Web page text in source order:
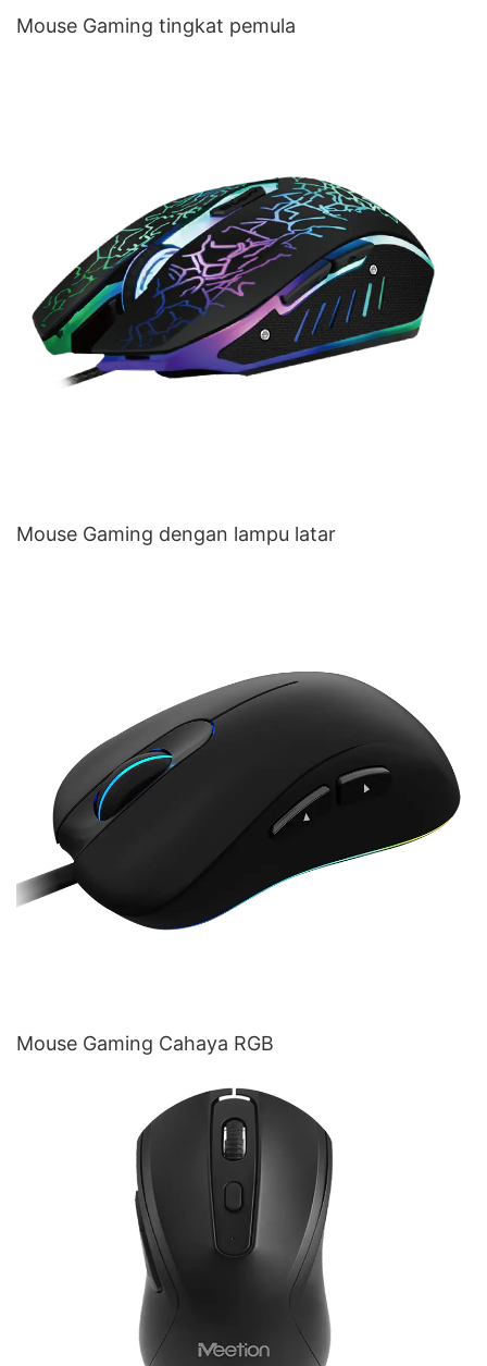
Mouse Gaming tingkat pemula
Mouse Gaming dengan lampu latar
Mouse Gaming Cahaya RGB